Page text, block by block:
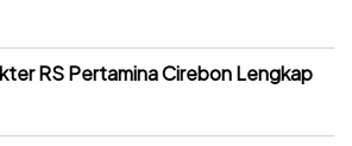
RS Pertamina Cirebon Lengkap